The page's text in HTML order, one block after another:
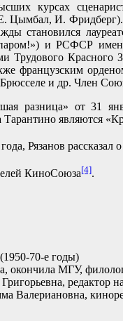
курсах
И. Фридберг). В
становился
и РСФСР
Трудового
французским
и др. Член
разница» от 31
являются
Рязанов рассказал
КиноСоюза[4].
70-е годы)
окончила МГУ,
редактор
Валериановна,